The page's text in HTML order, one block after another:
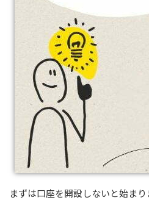
まずは口座を開設しないと始ま